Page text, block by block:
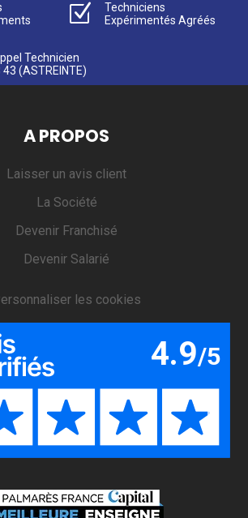
Z
Techniciens
Expérimentés Agréés
Technicien
43 (ASTREINTE)
A PROPOS
Laisser un avis client
La Société
Devenir Franchisé
Devenir Salarié
les cookies